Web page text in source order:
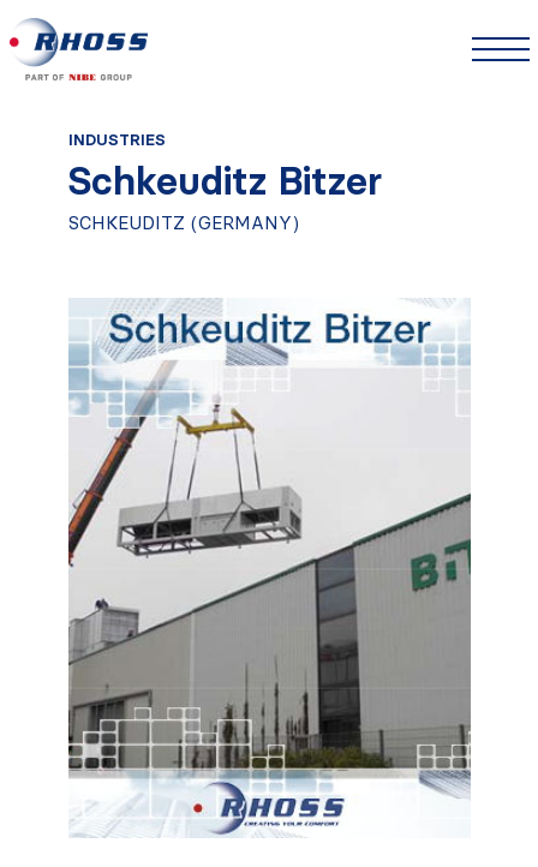
INDUSTRIES
Schkeuditz Bitzer
SCHKEUDITZ (GERMANY)